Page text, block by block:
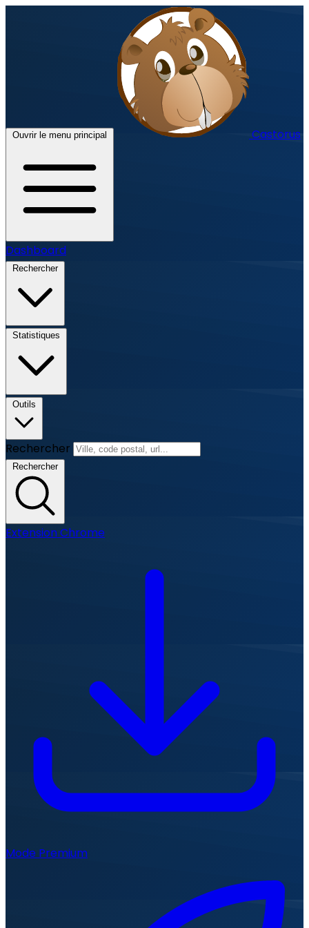
Ouvrir le menu principal Castorus
Dashboard
Rechercher
Statistiques
Outils
Rechercher
Rechercher
Extension Chrome
Mode Premium